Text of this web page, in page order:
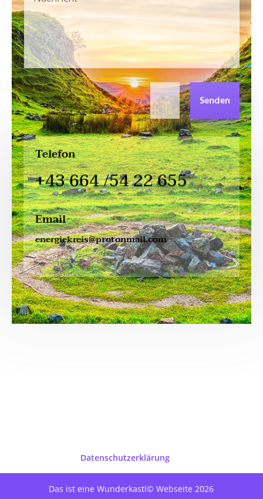
4 + 7= Senden
Telefon
+43 664 /54 22 655
Email
energiekreis@protonmail.com
Datenschutzerklärung
Das ist eine Wunderkastl© Webseite2026